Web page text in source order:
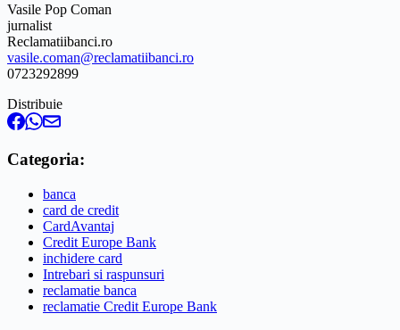
Vasile Pop Coman
jurnalist
Reclamatiibanci.ro
vasile.coman@reclamatiibanci.ro
0723292899
Distribuie
Categoria:
banca
card de credit
CardAvantaj
Credit Europe Bank
inchidere card
Intrebari si raspunsuri
reclamatie banca
reclamatie Credit Europe Bank